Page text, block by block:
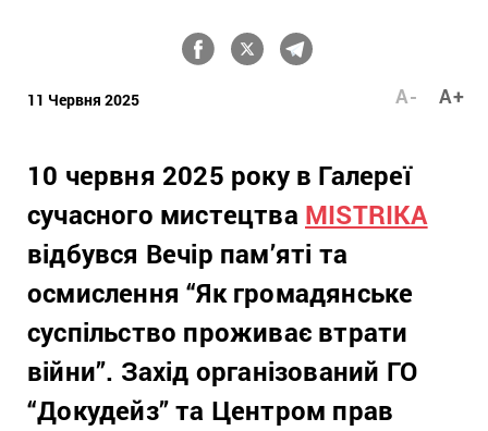
11 Червня 2025 A+
A-
10 червня 2025 року в Галереї
сучасного мистецтва MISTRIKA
відбувся Вечір пам’яті та
осмислення “Як громадянське
суспільство проживає втрати
війни”. Захід організований ГО
“Докудейз” та Центром прав